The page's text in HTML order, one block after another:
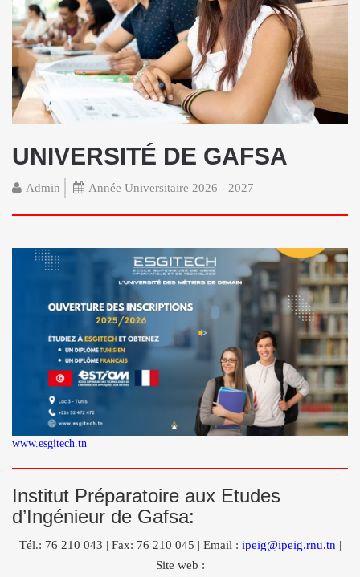
UNIVERSITÉ DE GAFSA
Admin Année Universitaire 2026 - 2027
www.esgitech.tn
Institut Préparatoire aux Etudes
d’Ingénieur de Gafsa:
Tél.: 76 210 043 | Fax: 76 210 045 | Email : ipeig@ipeig.rnu.tn |
Site web :